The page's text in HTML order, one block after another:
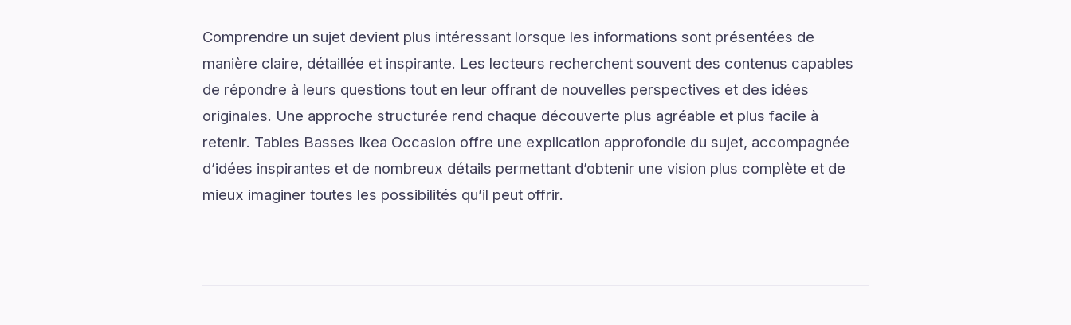
Comprendre un sujet devient plus intéressant lorsque les informations sont présentées de
manière claire, détaillée et inspirante. Les lecteurs recherchent souvent des contenus capables
de répondre à leurs questions tout en leur offrant de nouvelles perspectives et des idées
originales. Une approche structurée rend chaque découverte plus agréable et plus facile à
retenir. Tables Basses Ikea Occasion offre une explication approfondie du sujet, accompagnée
d’idées inspirantes et de nombreux détails permettant d’obtenir une vision plus complète et de
mieux imaginer toutes les possibilités qu’il peut offrir.